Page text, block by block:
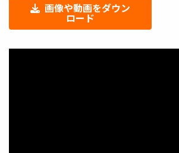
画像や動画をダウン
ロード